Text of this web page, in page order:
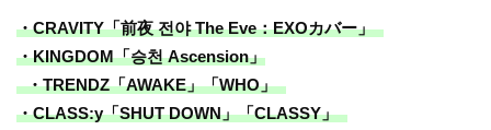
・CRAVITY「前夜 전야 The Eve：EXOカバー」
・KINGDOM「승천 Ascension」
・TRENDZ「AWAKE」「WHO」
・CLASS:y「SHUT DOWN」「CLASSY」